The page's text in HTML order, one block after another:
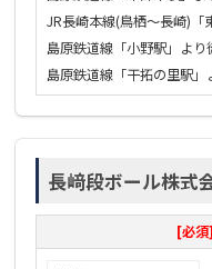
JR長崎本線(鳥栖〜長崎)「
島原鉄道線「小野駅」より
島原鉄道線「干拓の里駅」
長﨑段ボール株式
[必須]